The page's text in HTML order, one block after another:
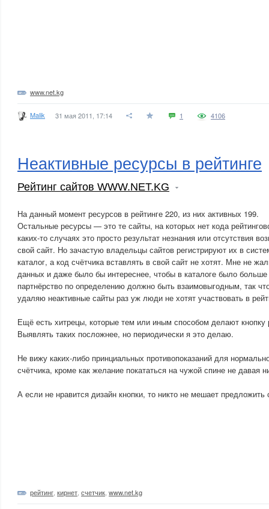
www.net.kg
Malik 31 мая 2011, 17:14 1 4106
Неактивные ресурсы в рейтинге
Рейтинг сайтов WWW.NET.KG
На данный момент ресурсов в рейтинге 220, из них активных 199.
Остальные ресурсы — это те сайты, на которых нет кода
каких-то случаях это просто результат незнания или отсутствия
свой сайт. Но зачастую владельцы сайтов регистрируют их в
каталог, а код счётчика вставлять в свой сайт не хотят. Мне не
данных и даже было бы интереснее, чтобы в каталоге было
партнёрство по определению должно быть взаимовыгодным, так
удаляю неактивные сайты раз уж люди не хотят участвовать в
Ещё есть хитрецы, которые тем или иным способом делают кнопку
Выявлять таких посложнее, но периодически я это делаю.
Не вижу каких-либо принциальных противопоказаний для
счётчика, кроме как желание покататься на чужой спине не давая
А если не нравится дизайн кнопки, то никто не мешает предложить
рейтинг кирнет счетчик www.net.kg